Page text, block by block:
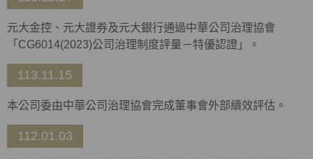
元大金控、元大證券及元大銀行通過中華公司治理協會
「 CG6014(2023)公司治理制度評量－特優認證」。
113.11.15
本公司委由中華公司治理協會完成董事會外部績效評估。
112.01.03